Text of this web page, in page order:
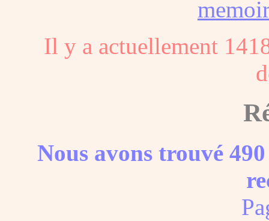
Il y a actuellement
Nous avons trouvé